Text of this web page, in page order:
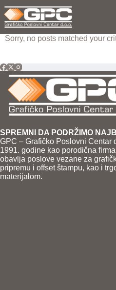
to
content
Sorry, no posts matched your
SPREMNI DA PODRŽIMO
GPC – Grafičko Poslovni Centar
1991. godine kao porodična
obavlja poslove vezane za
pripremu i offset štampu, kao i
materijalom.